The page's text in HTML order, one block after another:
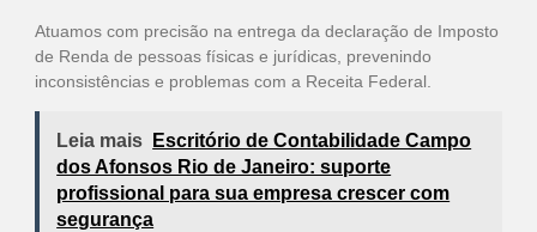
Atuamos com precisão na entrega da declaração de Imposto
de Renda de pessoas físicas e jurídicas, prevenindo
inconsistências e problemas com a Receita Federal.
Leia mais
Escritório de Contabilidade Campo
dos Afonsos Rio de Janeiro: suporte
profissional para sua empresa crescer com
segurança